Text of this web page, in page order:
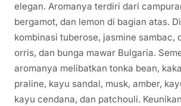
elegan. Aromanya terdiri dari
bergamot, dan lemon di bagian atas.
kombinasi tuberose, jasmine sambac,
orris, dan bunga mawar Bulgaria.
aromanya melibatkan tonka bean,
praline, kayu sandal, musk, amber,
kayu cendana, dan patchouli.